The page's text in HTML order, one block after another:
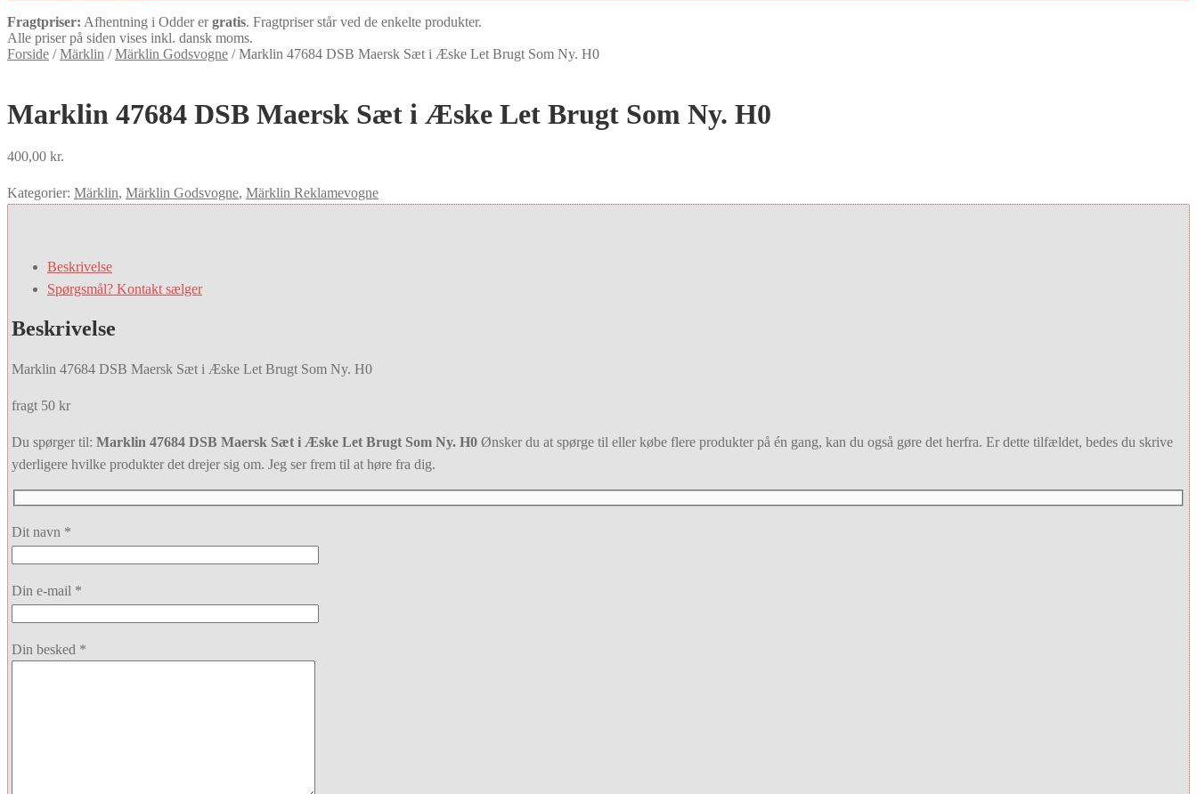
Fragtpriser: Afhentning i Odder ergratis. Fragtpriser står ved de enkelte produkter.
Alle priser på siden vises inkl. dansk moms.
Forside /Märklin /Märklin Godsvogne /Marklin 47684 DSB Maersk Sæt i Æske Let Brugt Som Ny. H0
Marklin 47684 DSB Maersk Sæt i Æske Let Brugt Som Ny. H0
400,00 kr.
Kategorier: Märklin, Märklin Godsvogne, Märklin Reklamevogne
Beskrivelse
Spørgsmål? Kontakt sælger
Beskrivelse
Marklin 47684 DSB Maersk Sæt i Æske Let Brugt Som Ny. H0
fragt 50 kr
Du spørger til: Marklin 47684 DSB Maersk Sæt i Æske Let Brugt Som Ny. H0 Ønsker du at spørge til eller købe flere produkter på én gang, kan du også gøre det herfra. Er dette tilfældet, bedes du skrive
yderligere hvilke produkter det drejer sig om. Jeg ser frem til at høre fra dig.
Dit navn *
Din e-mail *
Din besked *